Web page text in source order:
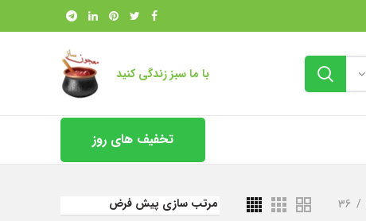
با ما سبز زندگی کنید
تخفیف های روز
36